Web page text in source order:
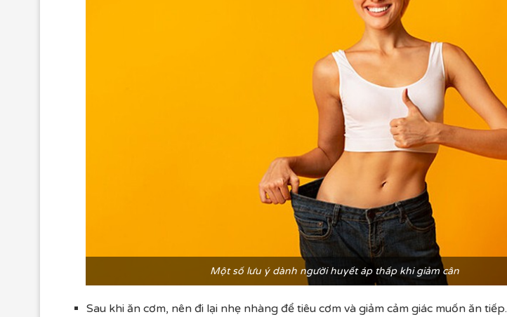
Một số lưu ý dành người huyết áp thấp khi giảm cân
Sau khi ăn cơm, nên đi lại nhẹ nhàng để tiêu cơm và giảm cảm giác muốn ăn tiếp.